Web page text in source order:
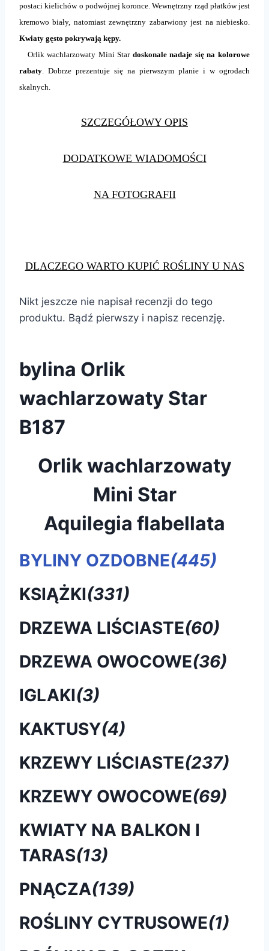
postaci kielichów o podwójnej koronce. Wewnętrzny rząd płatków jest
kremowo biały, natomiast zewnętrzny zabarwiony jest na niebiesko.
Kwiaty gęsto pokrywają kępy.
Orlik wachlarzowaty Mini Star doskonale nadaje się na kolorowe
rabaty . Dobrze prezentuje się na pierwszym planie i w ogrodach
skalnych.
SZCZEGÓŁOWY OPIS
DODATKOWE WIADOMOŚCI
NA FOTOGRAFII
DLACZEGO WARTO KUPIĆ ROŚLINY U NAS
Nikt jeszcze nie napisał recenzji do tego
produktu. Bądź pierwszy i napisz recenzję.
bylina Orlik
wachlarzowaty Star
B187
Orlik wachlarzowaty
Mini Star
Aquilegia flabellata
BYLINY OZDOBNE(445)
KSIĄŻKI(331)
DRZEWA LIŚCIASTE(60)
DRZEWA OWOCOWE(36)
IGLAKI(3)
KAKTUSY(4)
KRZEWY LIŚCIASTE(237)
KRZEWY OWOCOWE(69)
KWIATY NA BALKON I
TARAS(13)
PNĄCZA(139)
ROŚLINY CYTRUSOWE(1)